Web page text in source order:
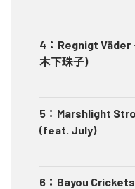
4 ： Regnigt
木下珠子)
5 ： Marshlight
(feat. July)
6 ： Bayou